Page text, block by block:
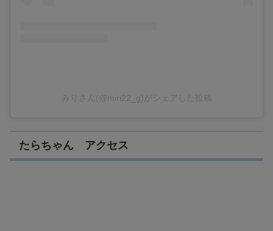
みりさん(@miri22_g)がシェアした投稿
たらちゃん アクセス